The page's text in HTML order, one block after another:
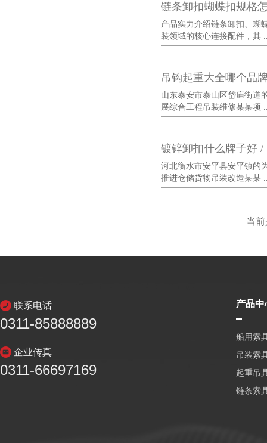
链条卸扣蝴蝶扣规格
产品实力介绍链条卸扣、蝴
装领域的核心连接配件，其
吊钩起重大全哪个品
山东泰安市泰山区岱庙街道
展综合工程吊装维修某某项
镀锌卸扣什么牌子好 /
河北衡水市安平县安平镇的
推进仓储货物吊装改造某某
当
联系电话
0311-85888889
企业传真
0311-66697169
产品中
船用索
吊装索
起重吊
链条索